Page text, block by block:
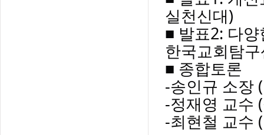
실천신대)
■ 발표2: 다
한국교회탐
■ 종합토론
-송인규 소장
-정재영 교수
-최현철 교수